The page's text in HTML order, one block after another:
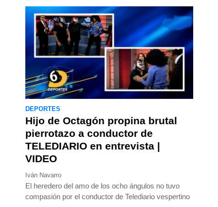
DEPORTES
Hijo de Octagón propina brutal
pierrotazo a conductor de
TELEDIARIO en entrevista |
VIDEO
Iván Navarro
El heredero del amo de los ocho ángulos no tuvo
compasión por el conductor de Telediario vespertino